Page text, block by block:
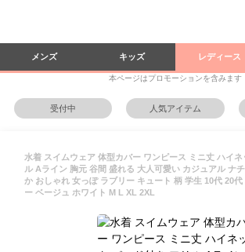
メンズ キッズ レディース
本ページはプロモーションを含みます
受付中 人気アイテム
水着 スイムウェア 体型カバー ワンピース ミニ丈 ハイネ
ル Aライン 胸元 谷間 盛れる 大人可愛い カジュアル ナ
か おしゃれ 女っぽ ラブリー キュート 柄 学生 10代 20
ー ベージュ ホワイト M L XL 2XL